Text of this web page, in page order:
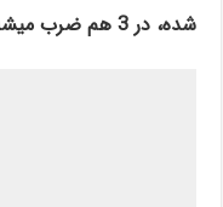
شده، در 3 هم ضرب میشه: